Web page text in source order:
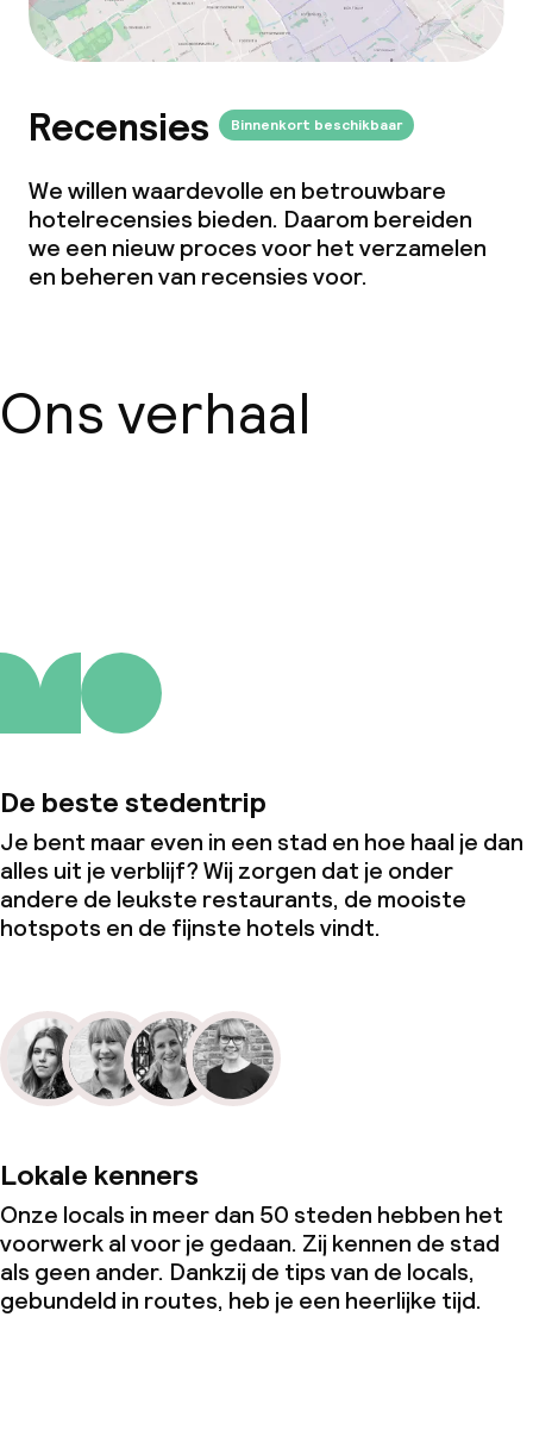
Conferentieruimte
Overal rookvrij
Recensies Binnenkort beschikbaar
We willen waardevolle en betrouwbare
hotelrecensies bieden. Daarom bereiden
we een nieuw proces voor het verzamelen
en beheren van recensies voor.
Ons verhaal
De beste stedentrip
Je bent maar even in een stad en hoe haal je dan
alles uit je verblijf? Wij zorgen dat je onder
andere de leukste restaurants, de mooiste
hotspots en de fijnste hotels vindt.
Lokale kenners
Onze locals in meer dan 50 steden hebben het
voorwerk al voor je gedaan. Zij kennen de stad
als geen ander. Dankzij de tips van de locals,
gebundeld in routes, heb je een heerlijke tijd.